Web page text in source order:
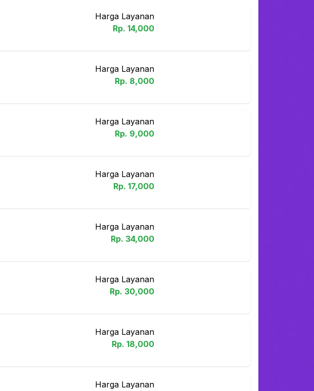
Harga Layanan
Rp. 14,000
Harga Layanan
Rp. 8,000
Harga Layanan
Rp. 9,000
Harga Layanan
Rp. 17,000
Harga Layanan
Rp. 34,000
Harga Layanan
Rp. 30,000
Harga Layanan
Rp. 18,000
Harga Layanan